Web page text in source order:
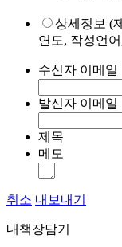
상세정보 (
연도, 작성언
수신자 이메일
발신자 이메일
제목
메모
취소 내보내기
내책장담기